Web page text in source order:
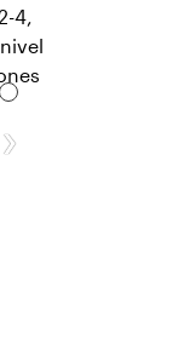
4,
›